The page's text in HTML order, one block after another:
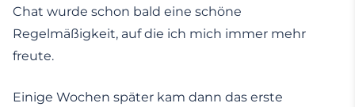
Chat wurde schon bald eine schöne
Regelmäßigkeit, auf die ich mich immer mehr
freute.
Einige Wochen später kam dann das erste